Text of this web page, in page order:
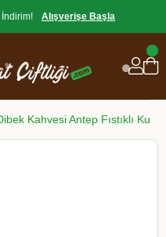
Alışverişe Başla
Kahvesi Antep Fıstıklı